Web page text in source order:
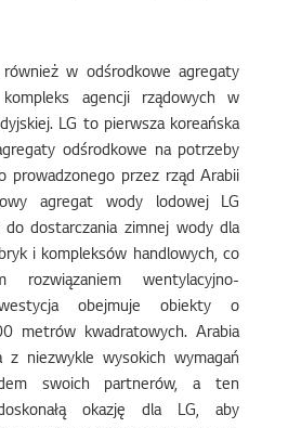
w odśrodkowe agregaty
agencji rządowych w
LG to pierwsza koreańska
odśrodkowe na potrzeby
prowadzonego przez rząd Arabii
agregat wody lodowej LG
do dostarczania zimnej wody dla
i kompleksów handlowych, co
wentylacyjno-
obejmuje obiekty o
metrów kwadratowych. Arabia
z niezwykle wysokich wymagań
swoich partnerów, a ten
okazję dla LG, aby